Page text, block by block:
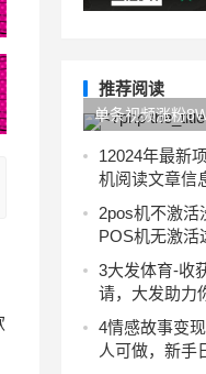
推荐阅读
单条视频涨粉
私域玩法
12024年最新
机阅读文章信
2pos机不激活
POS机无激活
3大发体育-收
请，大发助力
4情感故事变
人可做，新手